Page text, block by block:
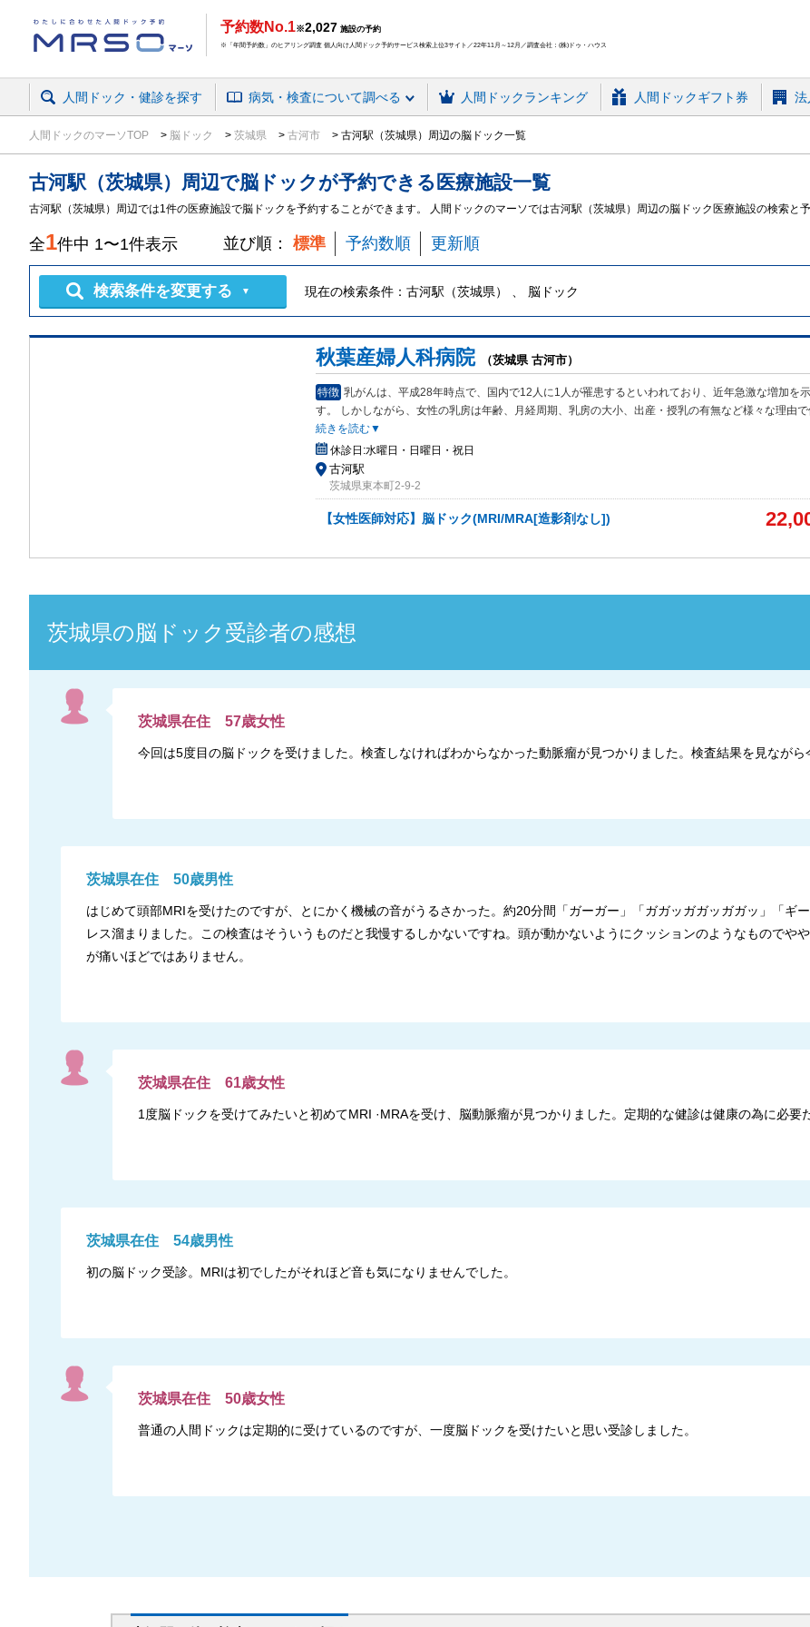
予約数No.1※2,027 施設の予約
※「年間予約数」のヒアリング調査 個人向け人間ドック予約サービス検索上位3サイト／22年11月～12月／調査会社：(株)ドゥ・ハウス
人間ドック・健診を探す 病気・検査について調べる 人間ドックランキング 人間ドックギフト券 法
人間ドックのマーソTOP 脳ドック 茨城県 古河市 古河駅（茨城県）周辺の脳ドック一覧
古河駅（茨城県）周辺で脳ドックが予約できる 医療施設一覧
古河駅（茨城県）周辺では1件の医療施設で脳ドックを予約することができます。 人間ドックのマーソでは古河駅（茨城県）周辺の脳ドック医療施設の検索と予
全1件中 1〜1件表示 並び順： 標準 予約数順 更新順
検索条件を変更する ▼ 現在の検索条件： 古河駅（茨城県） 、 脳ドック
秋葉産婦人科病院 （茨城県 古河市）
特徴 乳がんは、平成28年時点で、国内で12人に1人が罹患するといわれており、近年急激な増加を
す。 しかしながら、女性の乳房は年齢、月経周期、乳房の大小、出産・授乳の有無など様々な理由で
続きを読む▼
休診日:水曜日・日曜日・祝日
古河駅
茨城県東本町2-9-2
【女性医師対応】脳ドック(MRI/MRA[造影剤なし])
茨城県の脳ドック 受診者の感想
茨城県在住 57歳女性
今回は5度目の脳ドックを受けました。検査しなければわからなかった動脈瘤が見つかりました。検査結果を見ながら
茨城県在住 50歳男性
はじめて頭部MRIを受けたのですが、とにかく機械の音がうるさかった。約20分間「ガーガー」「ガガッガガッガガッ」「ギ
レス溜まりました。この検査はそういうものだと我慢するしかないですね。頭が動かないようにクッションのようなものでや
が痛いほどではありません。
茨城県在住 61歳女性
1度脳ドックを受けてみたいと初めてMRI ·MRAを受け、脳動脈瘤が見つかりました。定期的な健診は健康の為に必要
茨城県在住 54歳男性
初の脳ドック受診。MRIは初でしたがそれほど音も気になりませんでした。
茨城県在住 50歳女性
普通の人間ドックは定期的に受けているのですが、一度脳ドックを受けたいと思い受診しました。